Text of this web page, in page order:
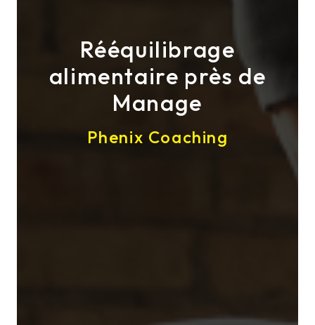
Rééquilibrage
alimentaire près de
Manage
Phenix Coaching